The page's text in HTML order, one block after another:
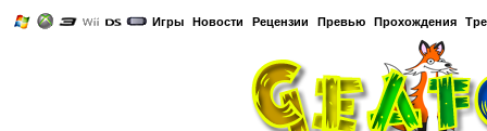
Игры Новости Рецензии Превью Прохождения